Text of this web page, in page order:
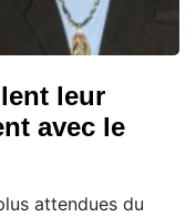
leur
avec le
attendues du